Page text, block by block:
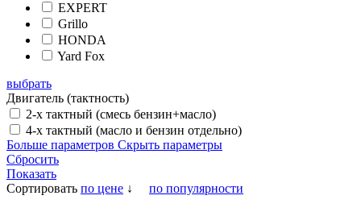
EXPERT
Grillo
HONDA
Yard Fox
выбрать
Двигатель (тактность)
2-х тактный (смесь бензин+масло)
4-х тактный (масло и бензин отдельно)
Больше параметров Скрыть параметры
Сбросить
Показать
Сортировать по цене ↓ по популярности